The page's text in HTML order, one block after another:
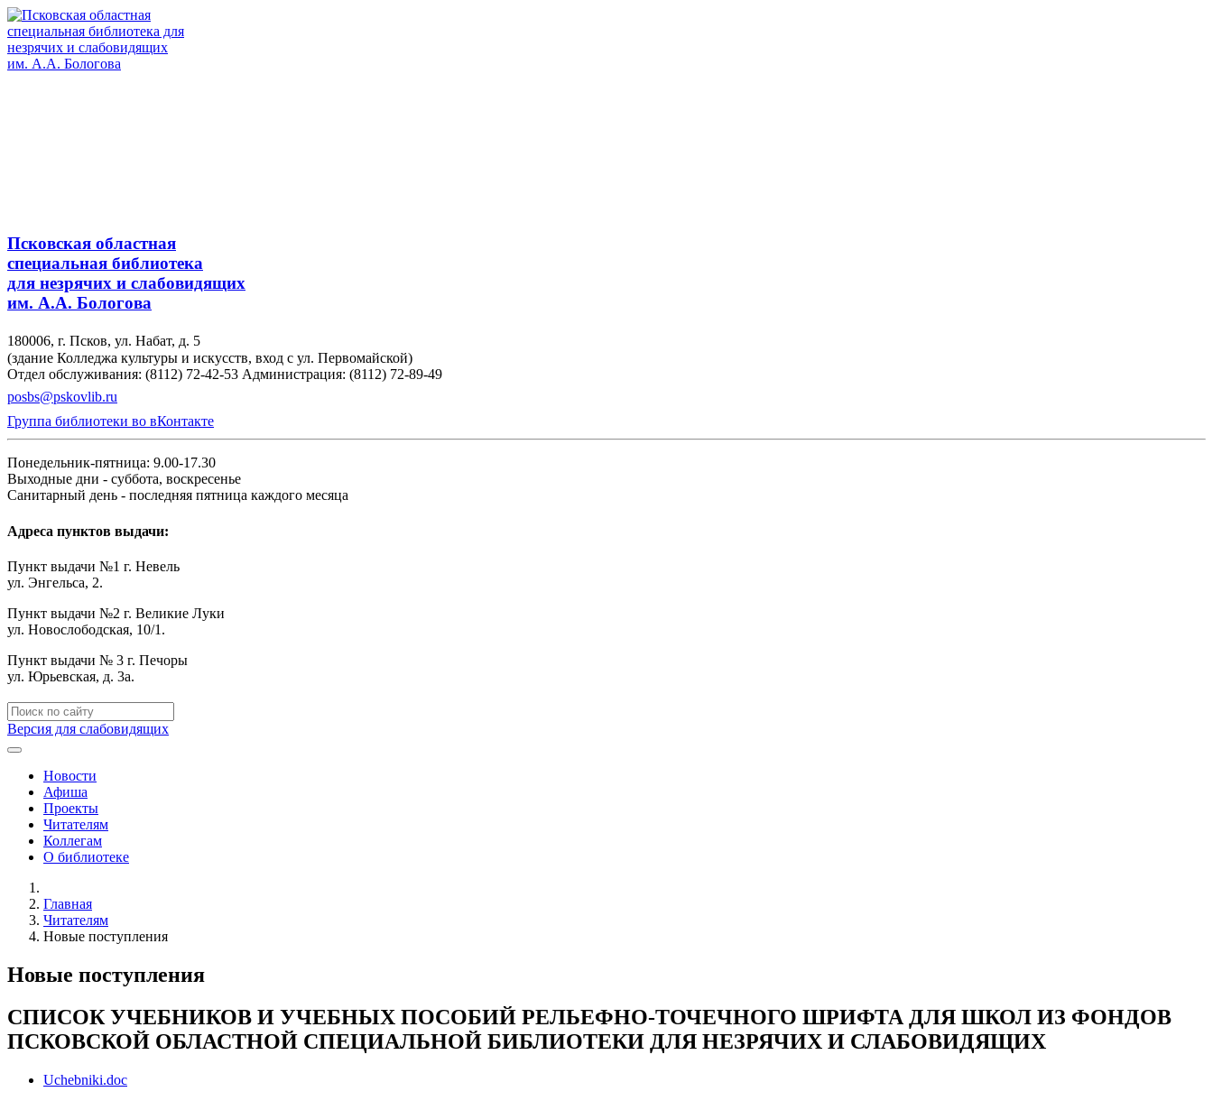
Псковская областная
специальная библиотека
для незрячих и слабовидящих
им. А.А. Бологова
180006, г. Псков, ул. Набат, д. 5
(здание Колледжа культуры и искусств, вход с ул. Первомайской)
Отдел обслуживания: (8112) 72-42-53 Администрация: (8112) 72-89-49
posbs@pskovlib.ru
Группа библиотеки во вКонтакте
Понедельник-пятница: 9.00-17.30
Выходные дни - суббота, воскресенье
Санитарный день - последняя пятница каждого месяца
Адреса пунктов выдачи:
Пункт выдачи №1 г. Невель
ул. Энгельса, 2.
Пункт выдачи №2 г. Великие Луки
ул. Новослободская, 10/1.
Пункт выдачи № 3 г. Печоры
ул. Юрьевская, д. 3а.
Версия для слабовидящих
Новости
Афиша
Проекты
Читателям
Коллегам
О библиотеке
Главная
Читателям
Новые поступления
Новые поступления
СПИСОК УЧЕБНИКОВ И УЧЕБНЫХ ПОСОБИЙ РЕЛЬЕФНО-ТОЧЕЧНОГО ШРИФТА ДЛЯ ШКОЛ ИЗ ФОНДОВ
ПСКОВСКОЙ ОБЛАСТНОЙ СПЕЦИАЛЬНОЙ БИБЛИОТЕКИ ДЛЯ НЕЗРЯЧИХ И СЛАБОВИДЯЩИХ
Uchebniki.doc